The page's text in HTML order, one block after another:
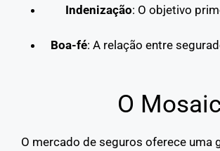
Indenização: O objetivo
Boa-fé: A relação entre
O
O mercado de seguros oferece